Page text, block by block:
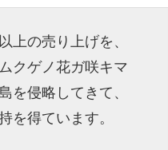
上の売り上げを、
クゲノ花ガ咲キマ
を侵略してきて、
を得ています。